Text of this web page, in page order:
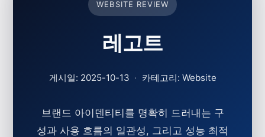
WEBSITE REVIEW
레고트
게시일: 2025-10-13 · 카테고리: Website
브랜드 아이덴티티를 명확히 드러내는 구
성과 사용 흐름의 일관성, 그리고 성능 최적